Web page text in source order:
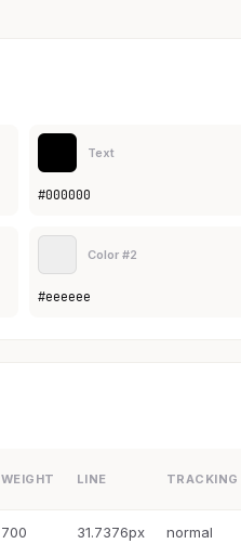
Text
#000000
Color #2
#eeeeee
WEIGHT LINE TRACKING
700 31.7376px normal